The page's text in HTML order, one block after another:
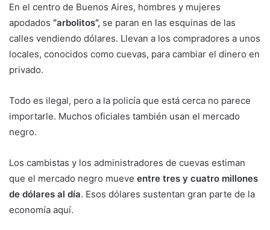
En el centro de Buenos Aires, hombres y mujeres
apodados “arbolitos”, se paran en las esquinas de las
calles vendiendo dólares. Llevan a los compradores a unos
locales, conocidos como cuevas, para cambiar el dinero en
privado.
Todo es ilegal, pero a la policía que está cerca no parece
importarle. Muchos oficiales también usan el mercado
negro.
Los cambistas y los administradores de cuevas estiman
que el mercado negro mueve entre tres y cuatro millones
de dólares al día. Esos dólares sustentan gran parte de la
economía aquí.